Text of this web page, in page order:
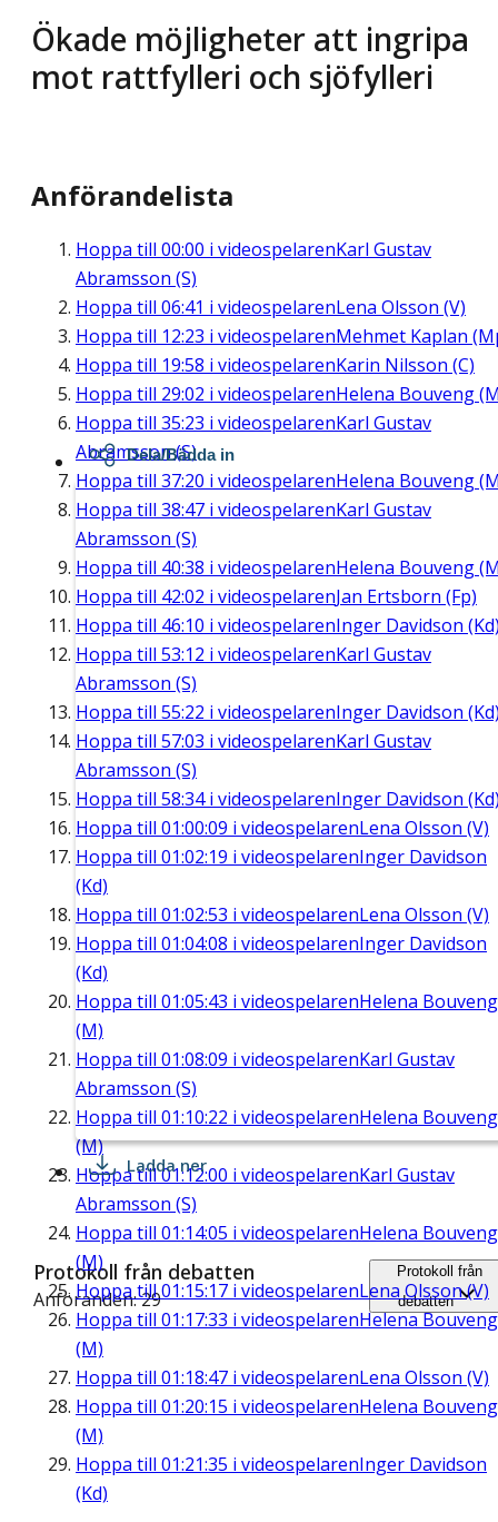
Ökade möjligheter att ingripa
mot rattfylleri och sjöfylleri
Anförandelista
Hoppa till 00:00 i videospelarenKarl Gustav
Abramsson (S)
Hoppa till 06:41 i videospelarenLena Olsson (V)
Hoppa till 12:23 i videospelarenMehmet Kaplan
Hoppa till 19:58 i videospelarenKarin Nilsson (C)
Hoppa till 29:02 i videospelarenHelena Bouveng
Hoppa till 35:23 i videospelarenKarl Gustav
Abramsson (S)
Hoppa till 37:20 i videospelarenHelena Bouveng
Hoppa till 38:47 i videospelarenKarl Gustav
Abramsson (S)
Hoppa till 40:38 i videospelarenHelena Bouveng
Hoppa till 42:02 i videospelarenJan Ertsborn (Fp)
Hoppa till 46:10 i videospelarenInger Davidson
Hoppa till 53:12 i videospelarenKarl Gustav
Abramsson (S)
Hoppa till 55:22 i videospelarenInger Davidson
Hoppa till 57:03 i videospelarenKarl Gustav
Abramsson (S)
Hoppa till 58:34i videospelarenInger Davidson
Hoppa till 01:00:09 i videospelarenLena Olsson (V)
Hoppa till 01:02:19 i videospelarenInger Davidson
(Kd)
Hoppa till 01:02:53 i videospelarenLena Olsson (V)
Hoppa till 01:04:08 i videospelarenInger Davidson
(Kd)
Hoppa till 01:05:43 i videospelarenHelena Bouveng
(M)
Hoppa till 01:08:09 i videospelarenKarl Gustav
Abramsson (S)
Hoppa till 01:10:22 i videospelarenHelena Bouveng
(M)
Hoppa till01:12:00 i videospelarenKarl Gustav
Abramsson (S)
Hoppa till 01:14:05 i videospelarenHelena Bouveng
(M)
Hoppa till01:15:17 i videospelarenLena Olsson (V)
Hoppa till 01:17:33 i videospelarenHelena Bouveng
(M)
Hoppa till 01:18:47 i videospelarenLena Olsson (V)
Hoppa till 01:20:15 i videospelarenHelena Bouveng
(M)
Hoppa till 01:21:35 i videospelarenInger Davidson
(Kd)
Dela/Bädda in
Ladda ner
Protokoll från debatten
Anföranden: 29
Protokoll från
debatten